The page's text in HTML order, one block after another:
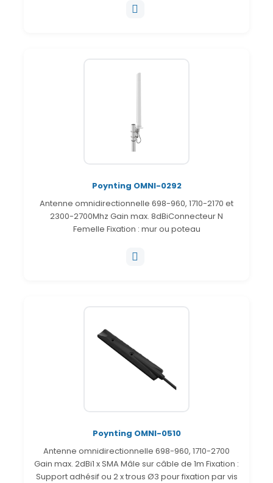
Poynting OMNI-0292
Antenne omnidirectionnelle 698-960, 1710-2170 et
2300-2700Mhz Gain max. 8dBiConnecteur N
Femelle Fixation : mur ou poteau
Poynting OMNI-0510
Antenne omnidirectionnelle 698-960, 1710-2700
Gain max. 2dBi1 x SMA Mâle sur câble de 1m Fixation :
Support adhésif ou 2 x trous Ø3 pour fixation par vis